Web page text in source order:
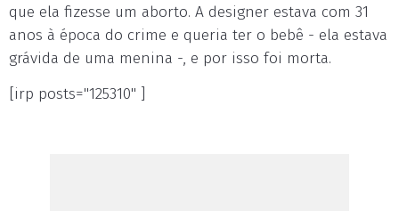
que ela fizesse um aborto. A designer estava com 31
anos à época do crime e queria ter o bebê - ela estava
grávida de uma menina -, e por isso foi morta.
[irp posts="125310" ]